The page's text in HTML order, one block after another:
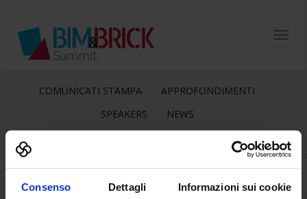
Consenso Dettagli Informazioni sui cookie
COMUNICATI STAMPA
APPROFONDIMENTI
SPEAKERS
NEWS